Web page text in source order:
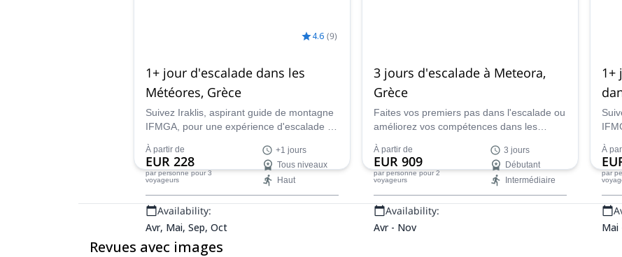
4.6 (9)
1+ jour d'escalade dans les
Météores, Grèce
Suivez Iraklis, aspirant guide de montagne
IFMGA, pour une expérience d'escalade en
jours et découvrez les immenses piliers
rocheux des Météores.
À partir de
EUR 228
par personne pour 3
voyageurs
+1 jours
Tous niveaux
Haut
Availability:
Avr, Mai, Sep, Oct
3 jours d'escalade à Meteora,
Grèce
Faites vos premiers pas dans l'escalade ou
améliorez vos compétences dans les
dans ce programme d'escalade de 3 jours
avec Iraklis, un aspirant guide de
montagne IFMGA.
À partir de
EUR 909
par personne pour 2
voyageurs
3 jours
Débutant
Intermédiaire
Availability:
Avr - Nov
1+
lui
À
par
Mai
Revues avec images